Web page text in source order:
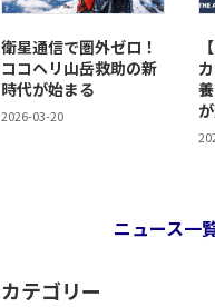
衛星通信で圏外ゼロ！
ココヘリ山岳救助の新
時代が始まる
2026-03-20
ニュース一
カテゴリー